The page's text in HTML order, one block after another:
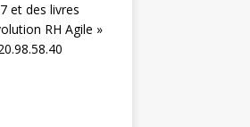
et des livres
RH Agile »